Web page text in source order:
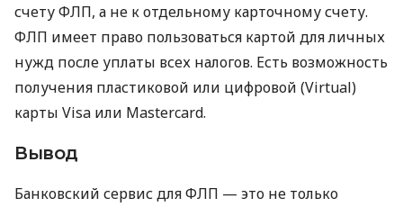
счету ФЛП, а не к отдельному карточному счету.
ФЛП имеет право пользоваться картой для личных
нужд после уплаты всех налогов. Есть возможность
получения пластиковой или цифровой (Virtual)
карты Visa или Mastercard.
Вывод
Банковский сервис для ФЛП — это не только